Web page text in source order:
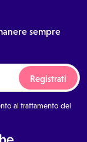
sempre
Registrati
al trattamento dei